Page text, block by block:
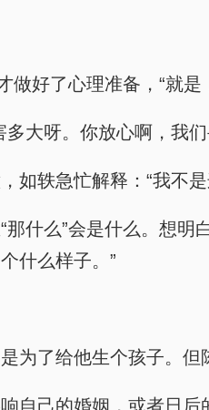
好了心理准备，“就是
大呀。你放心啊，我
如轶急忙解释：“我不
什么”会是什么。想
什么样子。”
为了给他生个孩子。
自己的婚姻，或者日后